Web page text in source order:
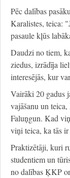
Pēc dalības
Karalistes, teica:
pasaule kļūs
Daudzi no tiem,
ziedus, izrādīja
interesējās, kur
Vairāki 20 gadus
vajāšanu un
Faluņgun. Kad
viņi teica, ka tās
Praktizētāji, kuri
studentiem un
no dalības ĶKP